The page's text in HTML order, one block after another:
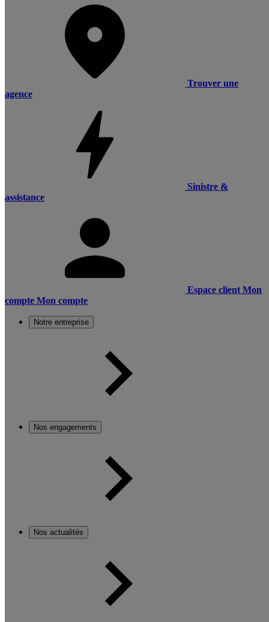
Trouver une
agence
Sinistre &
assistance
Espace client Mon
compte Mon compte
Notre entreprise
Nos engagements
Nos actualités